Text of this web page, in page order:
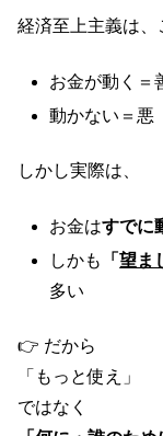
経済至上主義は、
お金が動く＝
動かない＝悪
しかし実際は、
お金はすでに
しかも
「望ま
多い
👉 だから
「もっと使え」
ではなく